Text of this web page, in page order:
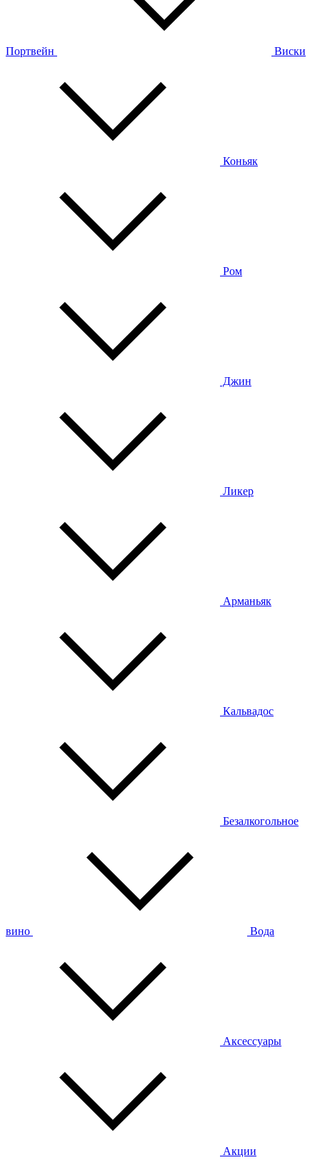
Портвейн Виски
Коньяк
Ром
Джин
Ликер
Арманьяк
Кальвадос
Безалкогольное
вино Вода
Аксессуары
Акции